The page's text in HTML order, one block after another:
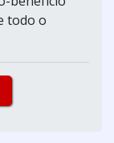
todo o